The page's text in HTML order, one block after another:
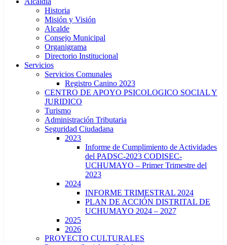
Historia
Misión y Visión
Alcalde
Consejo Municipal
Organigrama
Directorio Institucional
Servicios
Servicios Comunales
Registro Canino 2023
CENTRO DE APOYO PSICOLOGICO SOCIAL Y
JURIDICO
Turismo
Administración Tributaria
Seguridad Ciudadana
2023
Informe de Cumplimiento de Actividades
del PADSC-2023 CODISEC-
UCHUMAYO – Primer Trimestre del
2023
2024
INFORME TRIMESTRAL 2024
PLAN DE ACCIÓN DISTRITAL DE
UCHUMAYO 2024 – 2027
2025
2026
PROYECTO CULTURALES